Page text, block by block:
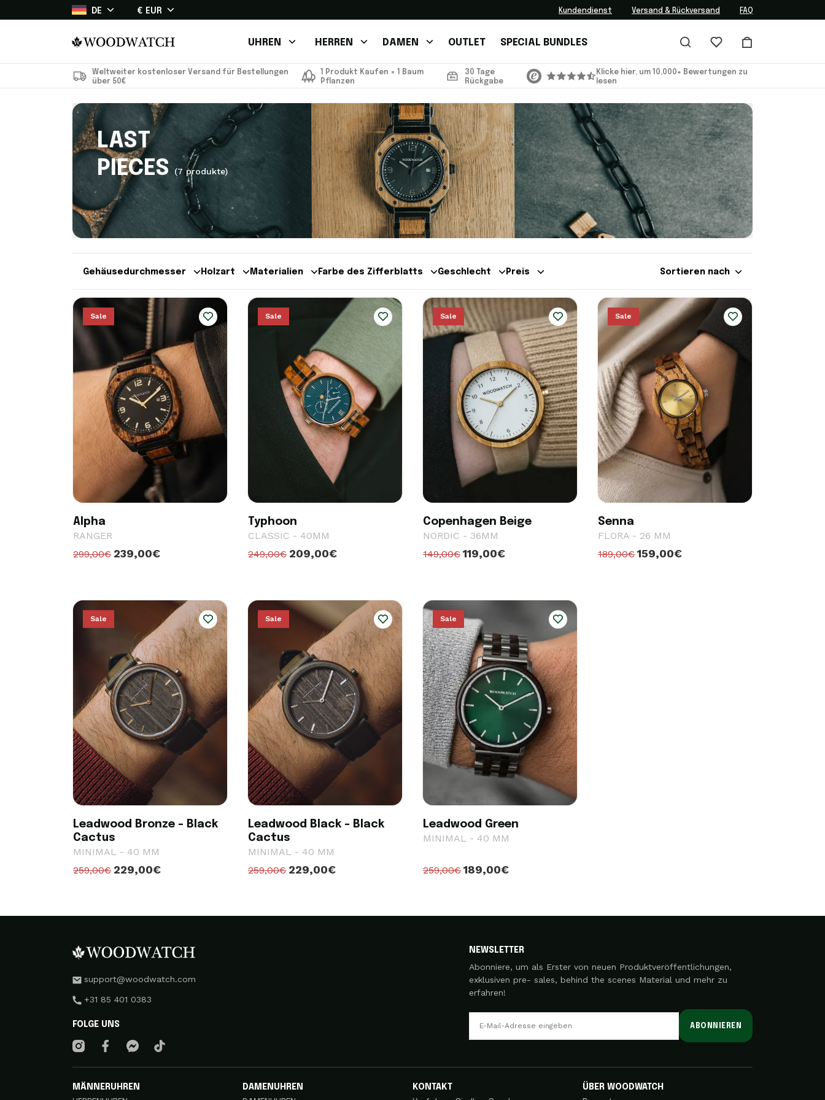
DE € EUR Kundendienst Versand & Rückversand FAQ
UHREN HERREN DAMEN OUTLET SPECIAL BUNDLES
Weltweiter kostenloser Versand für Bestellungen
über 50€
1 Produkt Kaufen = 1 Baum
Pflanzen
30 Tage
Rückgabe
Klicke hier, um 10,000+ Bewertungen zu
lesen
LAST
PIECES
(7 produkte)
Gehäusedurchmesser Holzart Materialien Farbe des Zifferblatts Geschlecht Preis Sortieren nach
Sale
Alpha
RANGER
299,00€ 239,00€
Sale
Typhoon
CLASSIC - 40MM
249,00€ 209,00€
Sale
Copenhagen Beige
NORDIC - 36MM
149,00€ 119,00€
Sale
Senna
FLORA - 26 MM
189,00€ 159,00€
Sale
Leadwood Bronze - Black
Cactus
MINIMAL - 40 MM
259,00€ 229,00€
Sale
Leadwood Black - Black
Cactus
MINIMAL - 40 MM
259,00€ 229,00€
Sale
Leadwood Green
MINIMAL - 40 MM
259,00€ 189,00€
support@woodwatch.com
+31 85 401 0383
FOLGE UNS
MÄNNERUHREN
DAMENUHREN
KONTAKT
ÜBER WOODWATCH
NEWSLETTER
Abonniere, um als Erster von neuen Produktveröffentlichungen,
exklusiven pre- sales, behind the scenes Material und mehr zu
erfahren!
ABONNIEREN